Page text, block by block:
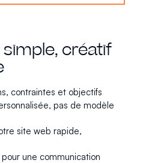
créatif
contraintes et objectifs
pas de modèle
site web rapide,
une communication